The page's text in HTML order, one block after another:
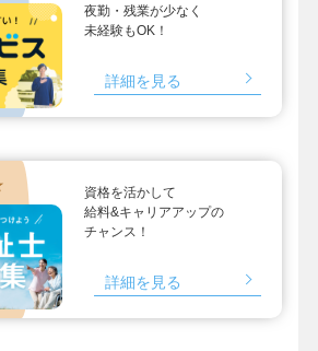
夜勤・残業が少なく
未経験もOK！
詳細を見る
資格を活かして
給料&キャリアアップの
チャンス！
詳細を見る